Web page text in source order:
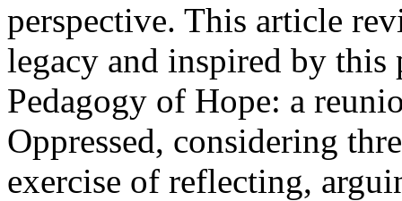
perspective. This article
legacy and inspired by this
Pedagogy of Hope: a
Oppressed, considering
exercise of reflecting,